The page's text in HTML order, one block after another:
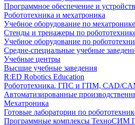
Программное обеспечение и
Робототехника и мехатроника
Учебное оборудование по мехатронике
Стенды и тренажеры по
Учебное оборудование по
Средне-специальные учебные
Учебные центры
Высшие учебные заведения
R:ED Robotics Education
Робототехника. ГПС и ГПМ, CAD/
Автоматизированные
Мехатроника
Готовые лаборатории по
Программные комплексы ТехноСИМ